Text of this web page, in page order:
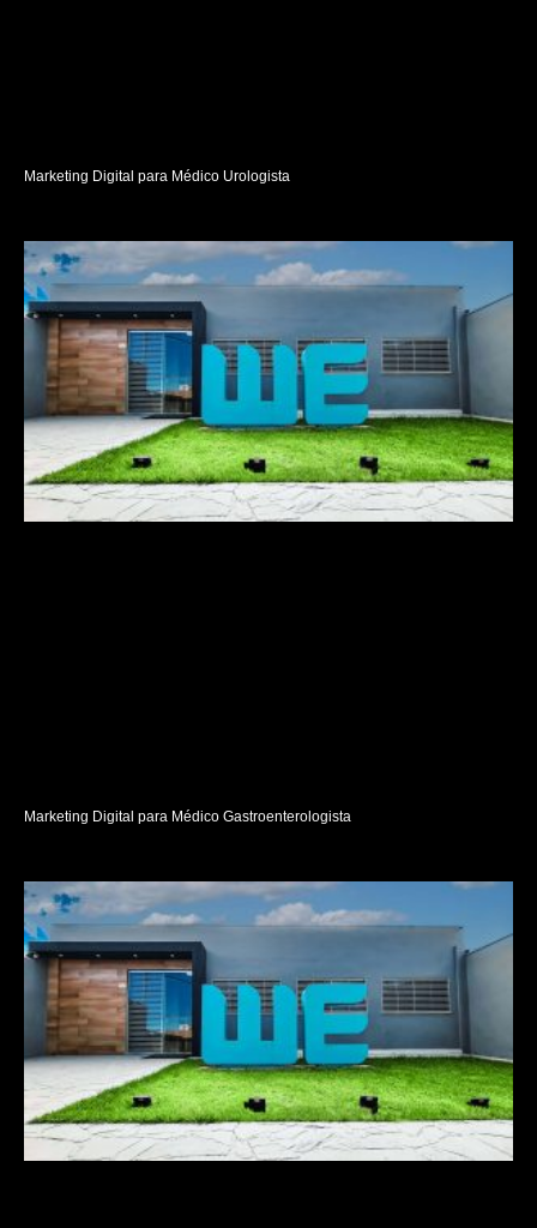
Marketing Digital para Médico Urologista
Marketing Digital para Médico Gastroenterologista